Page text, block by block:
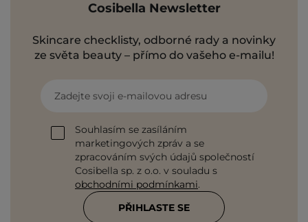
Cosibella Newsletter
Skincare checklisty, odborné rady a novinky
ze světa beauty – přímo do vašeho e-mailu!
Zadejte svoji e-mailovou adresu
Souhlasím se zasíláním
marketingových zpráv a se
zpracováním svých údajů společností
Cosibella sp. z o.o. v souladu s
obchodními podmínkami.
PŘIHLASTE SE